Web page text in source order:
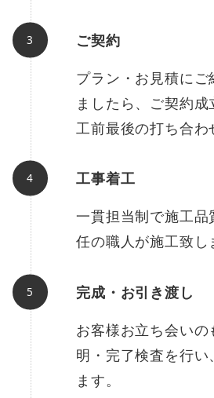
ご契約
プラン・お見積に
ましたら、ご契約
工前最後の打ち合わ
工事着工
一貫担当制で施工品
任の職人が施工致し
完成・お引き渡し
お客様お立ち会い
明・完了検査を行い
ます。